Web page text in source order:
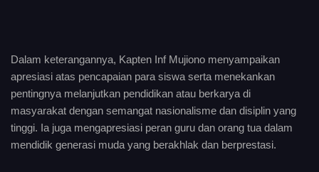
Dalam keterangannya, Kapten Inf Mujiono menyampaikan
apresiasi atas pencapaian para siswa serta menekankan
pentingnya melanjutkan pendidikan atau berkarya di
masyarakat dengan semangat nasionalisme dan disiplin yang
tinggi. Ia juga mengapresiasi peran guru dan orang tua dalam
mendidik generasi muda yang berakhlak dan berprestasi.